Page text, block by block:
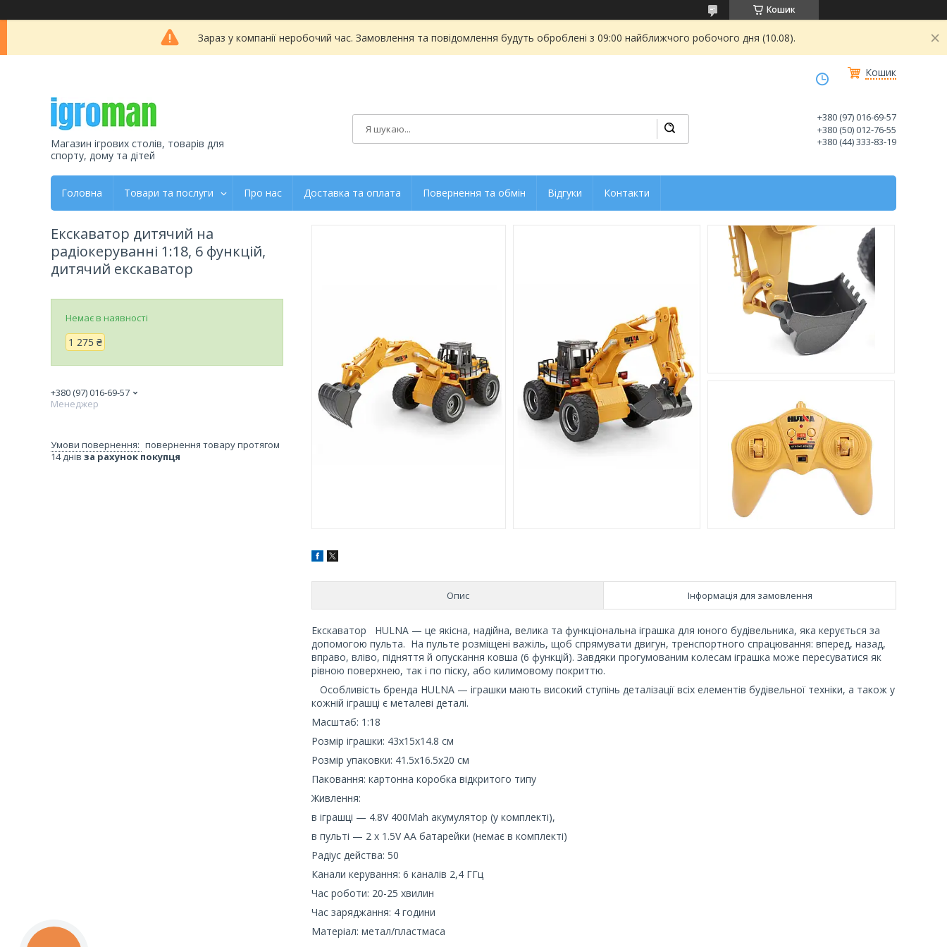
Кошик
Зараз у компанії неробочий час. Замовлення та повідомлення будуть оброблені з 09:00 найближчого робочого дня (10.08).
Кошик
Магазин ігрових столів, товарів для
спорту, дому та дітей
+380 (97) 016-69-57
+380 (50) 012-76-55
+380 (44) 333-83-19
Головна Товари та послуги Про нас Доставка та оплата Повернення та обмін Відгуки Контакти
Опис Інформація для замовлення
Екскаватор HULNA — це якісна, надійна, велика та функціональна іграшка для юного будівельника, яка керується за
допомогою пульта. Нa пультe розміщені важіль, щоб спрямувати двигун, тренспортного спрацювання: вперед, назад,
вправо, вліво, підняття й опускання ковша (6 функцій). Завдяки прогумованим колесам іграшка може пересуватися як
рівною поверхнею, так і по піску, або килимовому покриттю.
Особливість бренда HULNA — іграшки мають високий ступінь деталізації всіх елементів будівельної техніки, а також у
кожній іграшці є металеві деталі.
Масштаб: 1:18
Розмір іграшки: 43х15х14.8 см
Розмір упаковки: 41.5х16.5х20 см
Паковання: картонна коробка відкритого типу
Живлення:
в іграшці — 4.8V 400Mah акумулятор (у комплекті),
в пульті — 2 х 1.5V АА батарейки (немає в комплекті)
Рaдіус дeйства: 50
Канали керування: 6 каналів 2,4 ГГц
Час роботи: 20-25 хвилин
Час заряджання: 4 години
Матеріал: метал/пластмаса
Екскаватор дитячий на
радіокеруванні 1:18, 6 функцій,
дитячий екскаватор
Немає в наявності
1 275 ₴
+380 (97) 016-69-57
Менеджер
повернення товару протягом
14 днів за рахунок покупця